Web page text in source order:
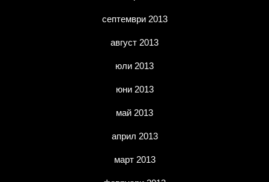
септември 2013
август 2013
юли 2013
юни 2013
май 2013
април 2013
март 2013